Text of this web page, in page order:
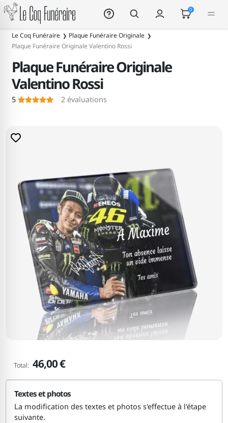
Le Coq Funéraire 0
Le Coq Funéraire
Plaque Funéraire Originale
Plaque Funéraire Originale Valentino Rossi
Plaque Funéraire Originale
Valentino Rossi
5 2 évaluations
Total: 46,00 €
Textes et photos
La modification des textes et photos s'effectue à l'étape
suivante.